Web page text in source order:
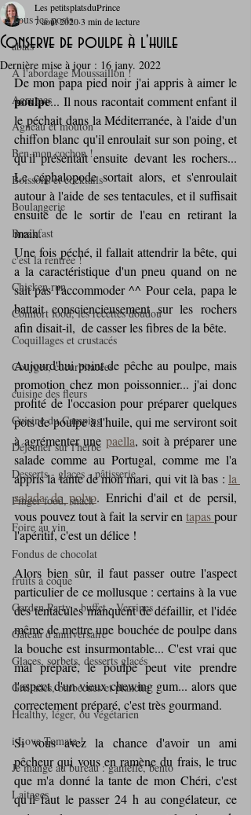
Tous les posts
abats
A l'abordage Moussaillon !
Agrumes
Agneau et mouton
Ben mon cochon !
Boissons et cocktails
Boulangerie
Breakfast
c'est la rentrée !
Chicken run
Comfort food, les recettes doudou
Coquillages et crustacés
Courges, cucurbitacées
cuisine des fleurs
Cuisine du Camping
Déjeuner sur l'herbe
Desserts - glaces - pâtisserie
Finger food, snack
Foire au vin
Fondus de chocolat
fruits à coque
Garden Party - buffet - Verrines
Gâteau d'anniversaire
Glaces, sorbets, desserts glacés
Grillades, barbecues et plancha
Healthy, léger, ou végétarien
i Love Tomate !
Je mange au bureau : gamelle, bento
Laitages
Conserve de poulpe à l'huile
Les petitsplatsduPrince
7 août 20203 min de lecture
Dernière mise à jour : 16 janv. 2022
poulpe... Il nous racontait comment enfant il
le péchait dans la Méditerranée, à l'aide d'un
chiffon blanc qu'il enroulait sur son poing, et
qu'il présentait ensuite devant les rochers...
Le céphalopode sortait alors, et s'enroulait
autour à l'aide de ses tentacules, et il suffisait
ensuite de le sortir de l'eau en retirant la
main.
Une fois péché, il fallait attendrir la bête, qui
a la caractéristique d'un pneu quand on ne
sait pas l'accommoder ^^ Pour cela, papa le
battait consciencieusement sur les rochers
afin disait-il,  de casser les fibres de la bête.
Aujourd'hui point de pêche au poulpe, mais
promotion chez mon poissonnier... j'ai donc
profité de l'occasion pour préparer quelques
pots de poulpe à l'huile, qui me serviront soit
à agrémenter une paella, soit à préparer une
salade comme au Portugal, comme me l'a
appris la tante de mon mari, qui vit là bas : la
salada de polvo. Enrichi d'ail et de persil,
vous pouvez tout à fait la servir en tapas pour
l'apéritif, c'est un délice !
Alors bien sûr, il faut passer outre l'aspect
particulier de ce mollusque : certains à la vue
des tentacules manquent de défaillir, et l'idée
même de mettre une bouchée de poulpe dans
la bouche est insurmontable... C'est vrai que
mal préparé, le poulpe peut vite prendre
l'aspect d'un vieux chewing gum... alors que
correctement préparé, c'est très gourmand.
Si vous avez la chance d'avoir un ami
pêcheur qui vous en ramène du frais, le truc
que m'a donné la tante de mon Chéri, c'est
qu'il faut le passer 24 h au congélateur, ce